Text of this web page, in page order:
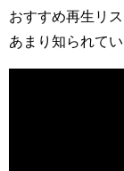
おすすめ再生リ
あまり知られて